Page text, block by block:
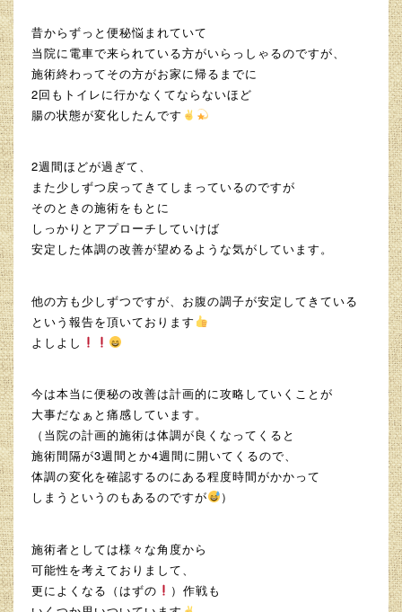
昔からずっと便秘悩まれていて
当院に電車で来られている方がいらっしゃるのですが、
施術終わってその方がお家に帰るまでに
2回もトイレに行かなくてならないほど
腸の状態が変化したんです
2週間ほどが過ぎて、
また少しずつ戻ってきてしまっているのですが
そのときの施術をもとに
しっかりとアプローチしていけば
安定した体調の改善が望めるような気がしています。
他の方も少しずつですが、お腹の調子が安定してきている
という報告を頂いております
よしよし
今は本当に便秘の改善は計画的に攻略していくことが
大事だなぁと痛感しています。
（当院の計画的施術は体調が良くなってくると
施術間隔が3週間とか4週間に開いてくるので、
体調の変化を確認するのにある程度時間がかかって
しまうというのもあるのですが
）
施術者としては様々な角度から
可能性を考えておりまして、
更によくなる（はずの
）作戦も